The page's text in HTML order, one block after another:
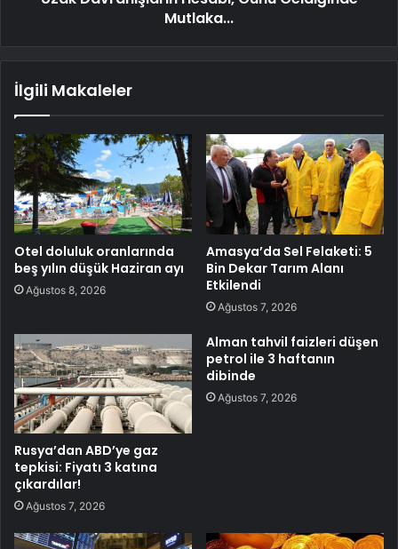
Mutlaka...
İlgili Makaleler
Otel doluluk oranlarında
beş yılın düşük Haziran ayı
Ağustos 8, 2026
Amasya’da Sel Felaketi: 5
Bin Dekar Tarım Alanı
Etkilendi
Ağustos 7, 2026
Rusya’dan ABD’ye gaz
tepkisi: Fiyatı 3 katına
çıkardılar!
Ağustos 7, 2026
Alman tahvil faizleri düşen
petrol ile 3 haftanın
dibinde
Ağustos 7, 2026